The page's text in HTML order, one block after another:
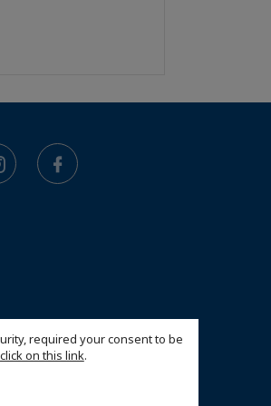
required your consent to be
click on this link.